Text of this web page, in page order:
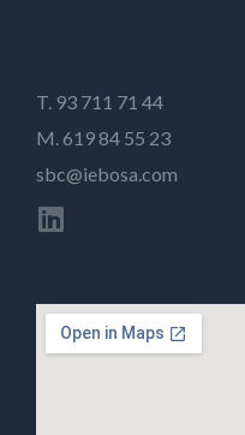
T. 93 711 71 44
M. 619 84 55 23
sbc@iebosa.com